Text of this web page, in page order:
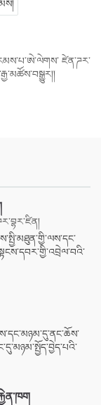
ཛེན་ཌར་